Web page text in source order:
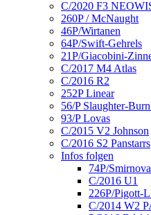
C/2020 F3
260P / McNaught
46P/Wirtanen
64P/Swift-Gehrels
21P/Giacobini-
C/2017 M4 Atlas
C/2016 R2
252P Linear
56/P Slaughter-
93/P Lovas
C/2015 V2 Johnson
C/2016 S2 Panstarrs
Infos folgen
74P/
C/2016 U1
226P/Pigott-
C/2014 W2